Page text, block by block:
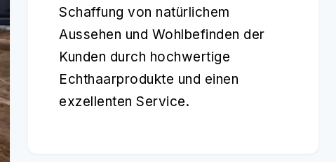
Schaffung von natürlichem
Aussehen und Wohlbefinden der
Kunden durch hochwertige
Echthaarprodukte und einen
exzellenten Service.